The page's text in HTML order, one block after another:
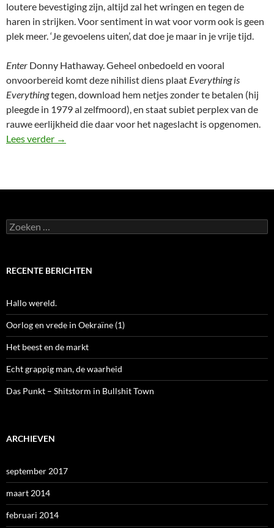
loutere bevestiging zijn, altijd zal het wringen en tegen de
haren in strijken. Voor sentiment in wat voor vorm ook is geen
plek meer. ‘Je gevoelens uiten’, dat doe je maar in je vrije tijd.
Enter Donny Hathaway. Geheel onbedoeld en vooral
onvoorbereid komt deze nihilist diens plaat Everything is
Everythingtegen, download hem netjes zonder te betalen (hij
pleegde in 1979 al zelfmoord), en staat subiet perplex van de
rauwe eerlijkheid die daar voor het nageslacht is opgenomen.
Lees verder Nihilisme en muziek
→
Zoeken
naar:
RECENTE BERICHTEN
Hallo wereld.
Oorlog en vrede in Oekraïne (1)
Het beest en de markt
Echt grappig man, de waarheid
Das Punkt – Shitstorm in Bullshit Town
ARCHIEVEN
september 2017
maart 2014
februari 2014